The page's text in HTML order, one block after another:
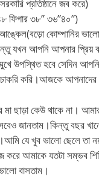
প্রতিষ্ঠানে জব করে)
ফিগার ৩৮” ৩৬”৪০”)
কোম্পানির
যখন আপনি আপনার প্রিয়
উপস্থিত হবে সেদিন
চাকরি করি।আজকে
মা ছাড়া কেউ থাকে না।
জানতাম।কিন্তু বছর
যে খুব ভালো ছেলে
করে আমাকে যতটা সম্ভব
বাসতাম।